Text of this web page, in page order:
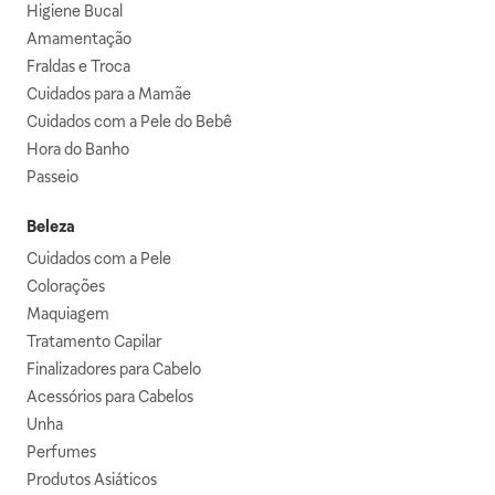
Higiene Bucal
Amamentação
Fraldas e Troca
Cuidados para a Mamãe
Cuidados com a Pele do Bebê
Hora do Banho
Passeio
Beleza
Cuidados com a Pele
Colorações
Maquiagem
Tratamento Capilar
Finalizadores para Cabelo
Acessórios para Cabelos
Unha
Perfumes
Produtos Asiáticos